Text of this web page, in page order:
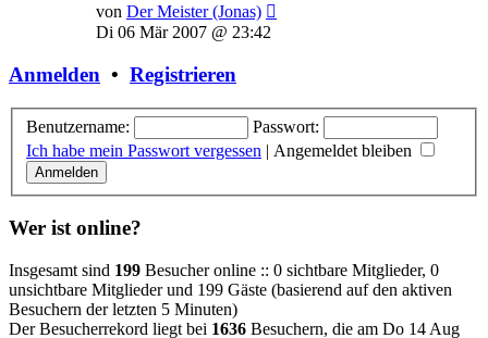
von Der Meister (Jonas)
Di 06 Mär 2007 @ 23:42
Anmelden • Registrieren
Benutzername:
Passwort:
Ich habe mein Passwort vergessen | Angemeldet bleiben
Wer ist online?
Insgesamt sind 199 Besucher online :: 0 sichtbare Mitglieder, 0
unsichtbare Mitglieder und 199 Gäste (basierend auf den aktiven
Besuchern der letzten 5 Minuten)
Der Besucherrekord liegt bei 1636 Besuchern, die am Do 14 Aug